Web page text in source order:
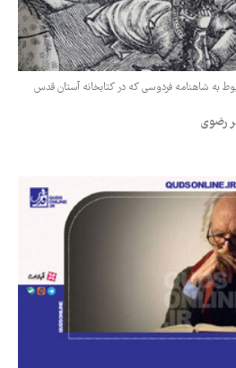
به شاهنامه فردوسی که در کتابخانه آستان قدس
رضوی